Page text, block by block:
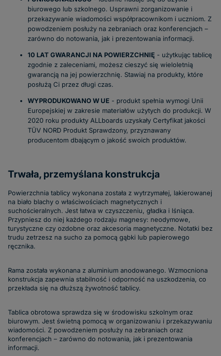
biurowego lub szkolnego. Usprawni zorganizowanie i
przekazywanie wiadomości współpracownikom i uczniom. Z
powodzeniem posłuży na zebraniach oraz konferencjach –
zarówno do notowania, jak i prezentowania informacji.
10 LAT GWARANCJI NA POWIERZCHNIĘ - użytkując tablicę
zgodnie z zaleceniami, możesz cieszyć się wieloletnią
gwarancją na jej powierzchnię. Stawiaj na produkty, które
posłużą Ci przez długi czas.
WYPRODUKOWANO W UE - produkt spełnia wymogi Unii
Europejskiej w zakresie materiałów użytych do produkcji. W
2020 roku produkty ALLboards uzyskały Certyfikat jakości
TÜV NORD Produkt Sprawdzony, przyznawany
producentom dbającym o jakość swoich produktów.
Trwała, przemyślana konstrukcja
Powierzchnia tablicy wykonana została z wytrzymałej, lakierowanej
na biało blachy o właściwościach magnetycznych i
suchościeralnych. Jest łatwa w czyszczeniu, gładka i lśniąca.
Przypniesz do niej każdego rodzaju magnesy: neodymowe,
turystyczne czy ozdobne oraz akcesoria magnetyczne. Notatki bez
trudu zetrzesz na sucho za pomocą gąbki lub papierowego
ręcznika.
Rama została wykonana z aluminium anodowanego. Wzmocniona
konstrukcja zapewnia stabilność i odporność na uszkodzenia, co
przekłada się na dłuższą żywotność tablicy.
Tablica obrotowa sprawdza się w środowisku szkolnym oraz
biurowym. Jest świetną pomocą w organizowaniu i przekazywaniu
wiadomości. Z powodzeniem posłuży na zebraniach oraz
konferencjach – zarówno do notowania, jak i prezentowania
informacji.